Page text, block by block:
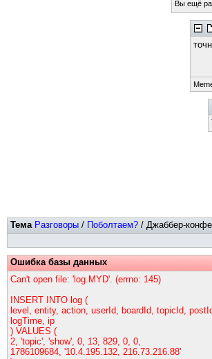
Вы ещё
Тема Разговоры / Поболтаем? / Джаббер-
Ошибка базы данных
Can't open file: 'log.MYD'. (errno: 145)
INSERT INTO log (
level, entity, action, userId, boardId, topicId,
logTime, ip
) VALUES (
2, 'topic', 'show', 0, 13, 829, 0, 0,
1786109684, '10.4.195.132, 216.73.216.88'